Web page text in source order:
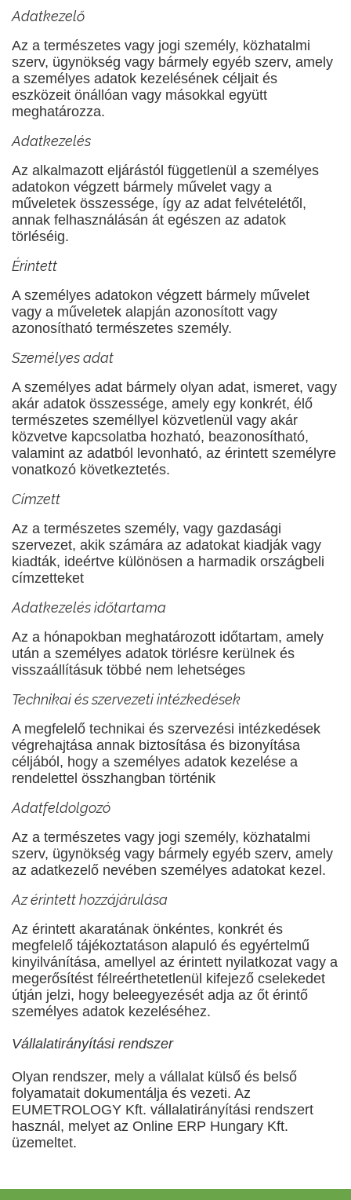
Adatkezelő
Az a természetes vagy jogi személy, közhatalmi
szerv, ügynökség vagy bármely egyéb szerv, amely
a személyes adatok kezelésének céljait és
eszközeit önállóan vagy másokkal együtt
meghatározza.
Adatkezelés
Az alkalmazott eljárástól függetlenül a személyes
adatokon végzett bármely művelet vagy a
műveletek összessége, így az adat felvételétől,
annak felhasználásán át egészen az adatok
törléséig.
Érintett
A személyes adatokon végzett bármely művelet
vagy a műveletek alapján azonosított vagy
azonosítható természetes személy.
Személyes adat
A személyes adat bármely olyan adat, ismeret, vagy
akár adatok összessége, amely egy konkrét, élő
természetes személlyel közvetlenül vagy akár
közvetve kapcsolatba hozható, beazonosítható,
valamint az adatból levonható, az érintett személyre
vonatkozó következtetés.
Címzett
Az a természetes személy, vagy gazdasági
szervezet, akik számára az adatokat kiadják vagy
kiadták, ideértve különösen a harmadik országbeli
címzetteket
Adatkezelés időtartama
Az a hónapokban meghatározott időtartam, amely
után a személyes adatok törlésre kerülnek és
visszaállításuk többé nem lehetséges
Technikai és szervezeti intézkedések
A megfelelő technikai és szervezési intézkedések
végrehajtása annak biztosítása és bizonyítása
céljából, hogy a személyes adatok kezelése a
rendelettel összhangban történik
Adatfeldolgozó
Az a természetes vagy jogi személy, közhatalmi
szerv, ügynökség vagy bármely egyéb szerv, amely
az adatkezelő nevében személyes adatokat kezel.
Az érintett hozzájárulása
Az érintett akaratának önkéntes, konkrét és
megfelelő tájékoztatáson alapuló és egyértelmű
kinyilvánítása, amellyel az érintett nyilatkozat vagy a
megerősítést félreérthetetlenül kifejező cselekedet
útján jelzi, hogy beleegyezését adja az őt érintő
személyes adatok kezeléséhez.
Vállalatirányítási rendszer
Olyan rendszer, mely a vállalat külső és belső
folyamatait dokumentálja és vezeti. Az
EUMETROLOGY Kft. vállalatirányítási rendszert
használ, melyet az Online ERP Hungary Kft.
üzemeltet.